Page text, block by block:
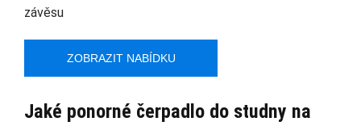
závěsu
ZOBRAZIT NABÍDKU
Jaké ponorné čerpadlo do studny na